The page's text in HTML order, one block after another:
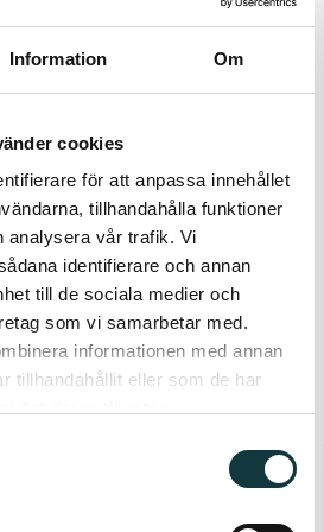
Information Om
cookies
för att anpassa innehållet
tillhandahålla funktioner
analysera vår trafik. Vi
identifierare och annan
till de sociala medier och
som vi samarbetar med.
informationen med annan
tillhandahållit eller som de har
varmistaa, että kaikki
todella erottuu
vahva
osaamisensa
Sen ansiosta hän
millaista
mitä alalla
rekrytointiyritysten on